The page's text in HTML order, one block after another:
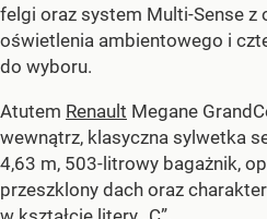
felgi oraz system Multi-Sense z
oświetlenia ambientowego i
do wyboru.
Atutem Renault Megane
wewnątrz, klasyczna sylwetka
4,63 m, 503-litrowy bagażnik,
przeszklony dach oraz